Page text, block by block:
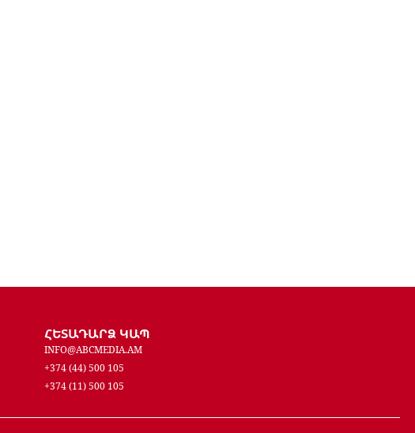
ՀԵՏԱԴԱՐՁ ԿԱՊ
INFO@ABCMEDIA.AM
+374 (44) 500 105
+374 (11) 500 105